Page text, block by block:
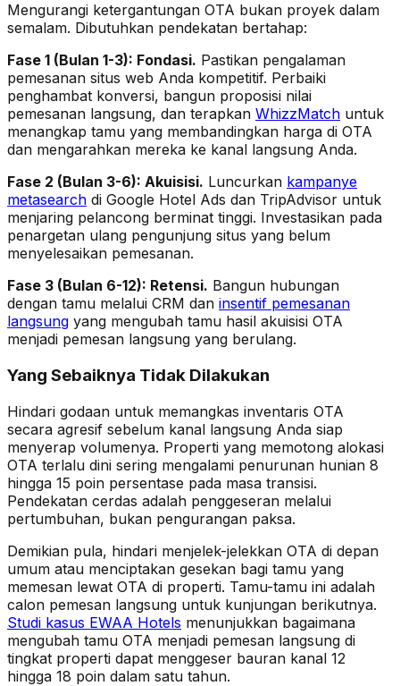
Mengurangi ketergantungan OTA bukan proyek dalam
semalam. Dibutuhkan pendekatan bertahap:
Fase 1 (Bulan 1-3): Fondasi. Pastikan pengalaman
pemesanan situs web Anda kompetitif. Perbaiki
penghambat konversi, bangun proposisi nilai
pemesanan langsung, dan terapkan WhizzMatch untuk
menangkap tamu yang membandingkan harga di OTA
dan mengarahkan mereka ke kanal langsung Anda.
Fase 2 (Bulan 3-6): Akuisisi. Luncurkan kampanye
metasearch di Google Hotel Ads dan TripAdvisor untuk
menjaring pelancong berminat tinggi. Investasikan pada
penargetan ulang pengunjung situs yang belum
menyelesaikan pemesanan.
Fase 3 (Bulan 6-12): Retensi. Bangun hubungan
dengan tamu melalui CRM dan insentif pemesanan
langsung yang mengubah tamu hasil akuisisi OTA
menjadi pemesan langsung yang berulang.
Yang Sebaiknya Tidak Dilakukan
Hindari godaan untuk memangkas inventaris OTA
secara agresif sebelum kanal langsung Anda siap
menyerap volumenya. Properti yang memotong alokasi
OTA terlalu dini sering mengalami penurunan hunian 8
hingga 15 poin persentase pada masa transisi.
Pendekatan cerdas adalah penggeseran melalui
pertumbuhan, bukan pengurangan paksa.
Demikian pula, hindari menjelek-jelekkan OTA di depan
umum atau menciptakan gesekan bagi tamu yang
memesan lewat OTA di properti. Tamu-tamu ini adalah
calon pemesan langsung untuk kunjungan berikutnya.
Studi kasus EWAA Hotels menunjukkan bagaimana
mengubah tamu OTA menjadi pemesan langsung di
tingkat properti dapat menggeser bauran kanal 12
hingga 18 poin dalam satu tahun.